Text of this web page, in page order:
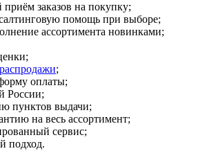
заказов на покупку;
помощь при выборе;
ассортимента новинками;
;
оплаты;
России;
пунктов выдачи;
на весь ассортимент;
сервис;
подход.